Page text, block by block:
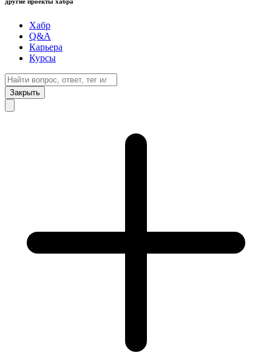
Хабр
Q&A
Карьера
Курсы
Закрыть